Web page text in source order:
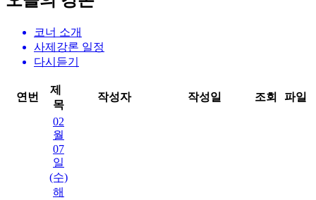
코너 소개
사제강론 일정
다시듣기
연번
제
목
작성자 작성일 조회 파일
02
월
07
일
(수)
해